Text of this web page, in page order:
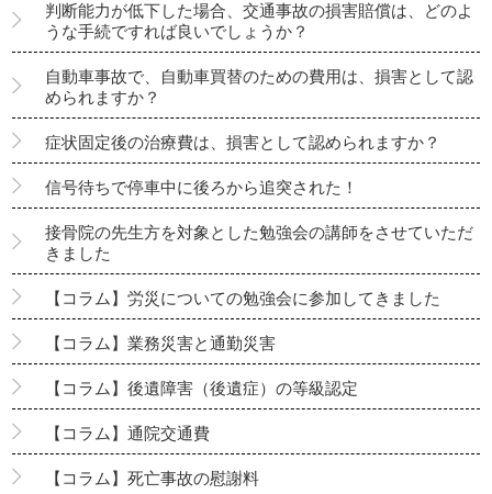
判断能力が低下した場合、交通事故の損害賠償は、どのよ
うな手続ですれば良いでしょうか？
自動車事故で、自動車買替のための費用は、損害として認
められますか？
症状固定後の治療費は、損害として認められますか？
信号待ちで停車中に後ろから追突された！
接骨院の先生方を対象とした勉強会の講師をさせていただ
きました
【コラム】労災についての勉強会に参加してきました
【コラム】業務災害と通勤災害
【コラム】後遺障害（後遺症）の等級認定
【コラム】通院交通費
【コラム】死亡事故の慰謝料